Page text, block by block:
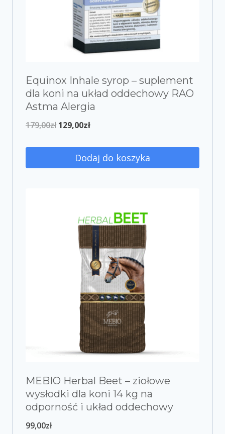
Equinox Inhale syrop – suplement
dla koni na układ oddechowy RAO
Astma Alergia
179,00zł 129,00zł
Dodaj do koszyka
MEBIO Herbal Beet – ziołowe
wysłodki dla koni 14 kg na
odporność i układ oddechowy
99,00zł